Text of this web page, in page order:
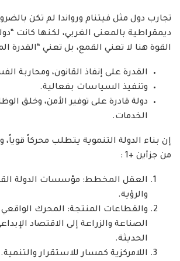
تجارب دول مثل فيتنام ورواندا لم تكن
ديمقراطية بالمعنى الغربي، لكنها كانت
القوة هنا لا تعني القمع، بل تعني “القدرة
القدرة على إنفاذ القانون، ومحاربة
وتنفيذ السياسات بفعالية.
دولة قادرة على توفير الأمن، وخلق
الخدمات.
إن بناء الدولة التنموية يتطلب محركاً
من جزأين +1 :
العقل المخطط: مؤسسات الدولة
والرؤية.
والقطاعات المنتجة: المحرك الواقعي
الصناعة والزراعة إلى الاقتصاد
الحديثة.
اللامركزية كمسار للاستقرار والتنمية.